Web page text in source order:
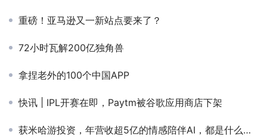
重磅！亚马逊又一新站点要来了？
72小时瓦解200亿独角兽
拿捏老外的100个中国APP
快讯 | IPL开赛在即，Paytm被谷歌应用商店下架
获米哈游投资，年营收超5亿的情感陪伴AI，都是什么人在用？